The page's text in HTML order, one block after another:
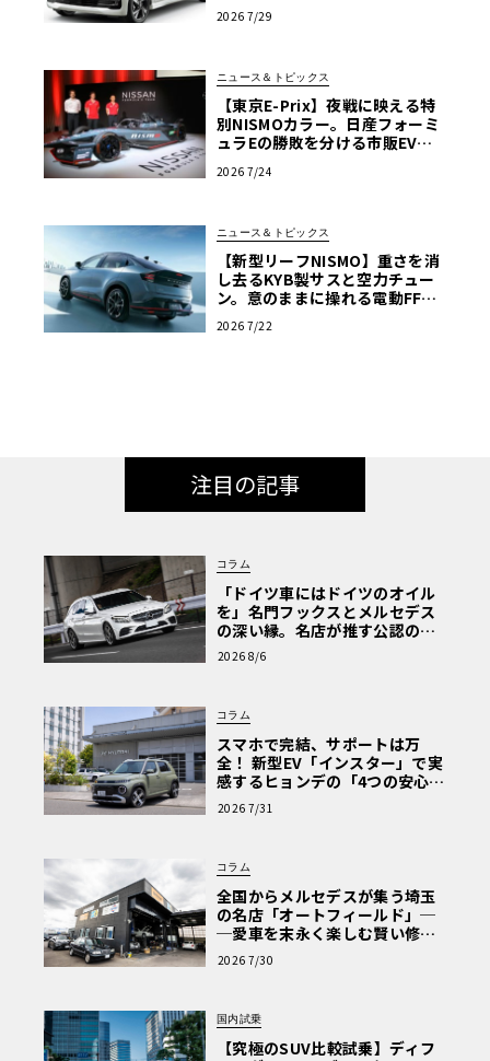
2026 7/29
ニュース＆トピックス
【東京E-Prix】夜戦に映える特
別NISMOカラー。日産フォーミ
ュラEの勝敗を分ける市販EV由
2026 7/24
ニュース＆トピックス
【新型リーフNISMO】重さを消
し去るKYB製サスと空力チュー
ン。意のままに操れる電動FFス
2026 7/22
注目の記事
コラム
「ドイツ車にはドイツのオイル
を」名門フックスとメルセデス
の深い縁。名店が推す公認の安
心と、Cクラスで味わうシルキー
な走り〈PR〉
2026 8/6
コラム
スマホで完結、サポートは万
全！ 新型EV「インスター」で実
感するヒョンデの「4つの安心」
【第1回・ヒョンデ6つの疑問：
Why? Hyundai?】〈PR〉
2026 7/31
コラム
全国からメルセデスが集う埼玉
の名店「オートフィールド」─
─愛車を末永く楽しむ賢い修理
術と、プロがフックス製オイル
を選ぶ理由〈PR〉
2026 7/30
国内試乗
【究極のSUV比較試乗】ディフ